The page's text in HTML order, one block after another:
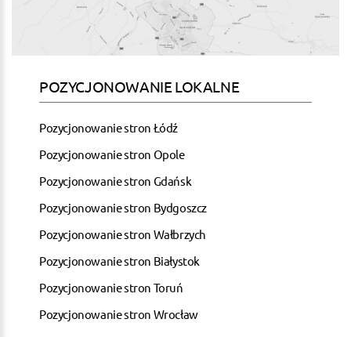
POZYCJONOWANIE LOKALNE
Pozycjonowanie stron Łódź
Pozycjonowanie stron Opole
Pozycjonowanie stron Gdańsk
Pozycjonowanie stron Bydgoszcz
Pozycjonowanie stron Wałbrzych
Pozycjonowanie stron Białystok
Pozycjonowanie stron Toruń
Pozycjonowanie stron Wrocław